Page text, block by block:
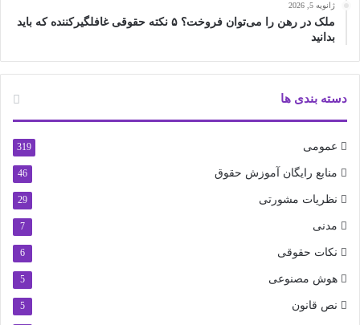
ژانویه 5, 2026
ملک در رهن را می‌توان فروخت؟ ۵ نکته حقوقی غافلگیرکننده که باید
بدانید
دسته بندی ها
عمومی 319
منابع رایگان آموزش حقوق 46
نظریات مشورتی 29
مدنی 7
نکات حقوقی 6
هوش مصنوعی 5
نص قانون 5